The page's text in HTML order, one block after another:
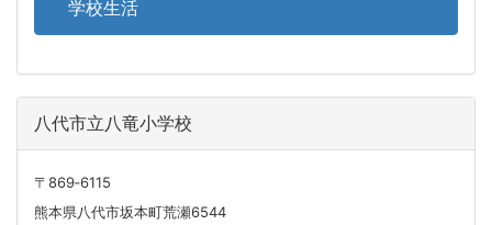
学校生活
八代市立八竜小学校
〒869‐6115
熊本県八代市坂本町荒瀬6544